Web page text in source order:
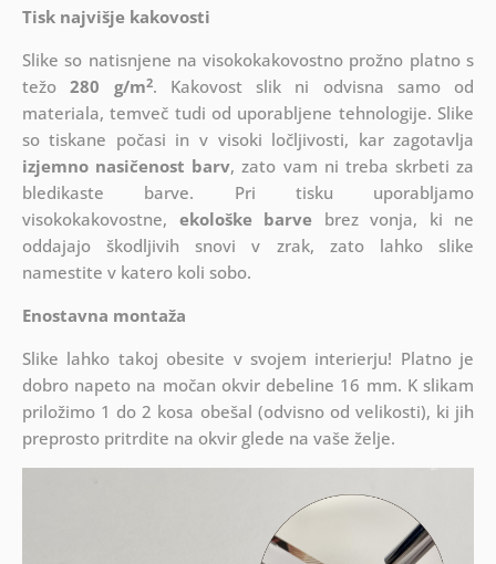
Tisk najvišje kakovosti
Slike so natisnjene na visokokakovostno prožno platno s
težo280 g/m2. Kakovost slik ni odvisna samo od
materiala, temveč tudi od uporabljene tehnologije. Slike
so tiskane počasi in v visoki ločljivosti, kar zagotavlja
izjemno nasičenost barv, zato vam ni treba skrbeti za
bledikaste barve. Pri tisku uporabljamo
visokokakovostne, ekološke barve brez vonja, ki ne
oddajajo škodljivih snovi v zrak, zato lahko slike
namestite v katero koli sobo.
Enostavna montaža
Slike lahko takoj obesite v svojem interierju! Platno je
dobro napeto na močan okvir debeline 16 mm. K slikam
priložimo 1 do 2 kosa obešal (odvisno od velikosti), ki jih
preprosto pritrdite na okvir glede na vaše želje.